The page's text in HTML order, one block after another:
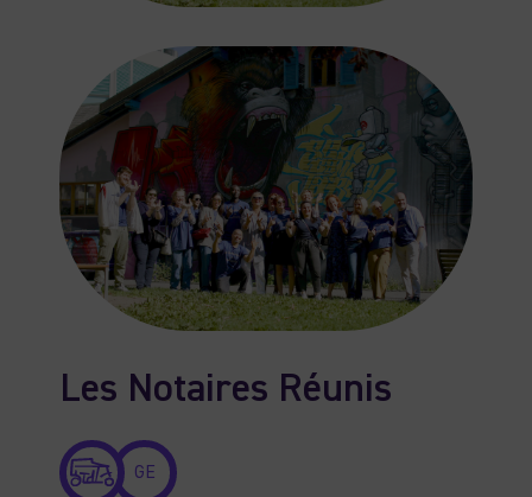
Les Notaires Réunis
GE